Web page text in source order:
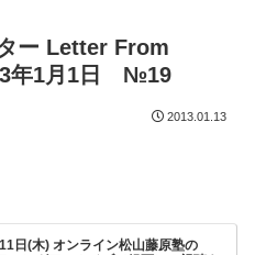
ー Letter From
年1月1日 №19
2013.01.13
日(木) オンライン松山藤原塾の